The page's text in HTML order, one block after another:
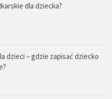
dla dziecka?
dzieci – gdzie zapisać dziecko